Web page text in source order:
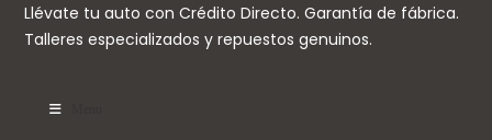
Llévate tu auto con Crédito Directo. Garantía de fábrica.
Talleres especializados y repuestos genuinos.